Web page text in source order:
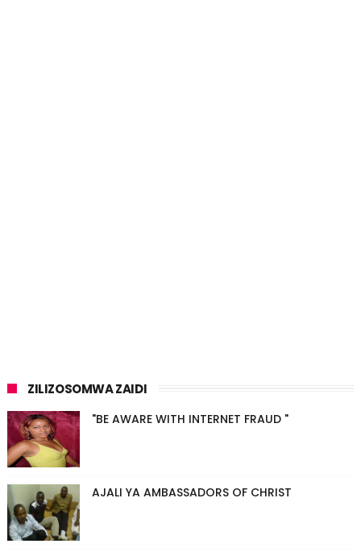
ZILIZOSOMWA ZAIDI
"BE AWARE WITH INTERNET FRAUD "
AJALI YA AMBASSADORS OF CHRIST